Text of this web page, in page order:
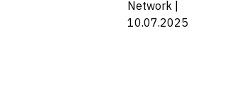
Network |
10.07.2025